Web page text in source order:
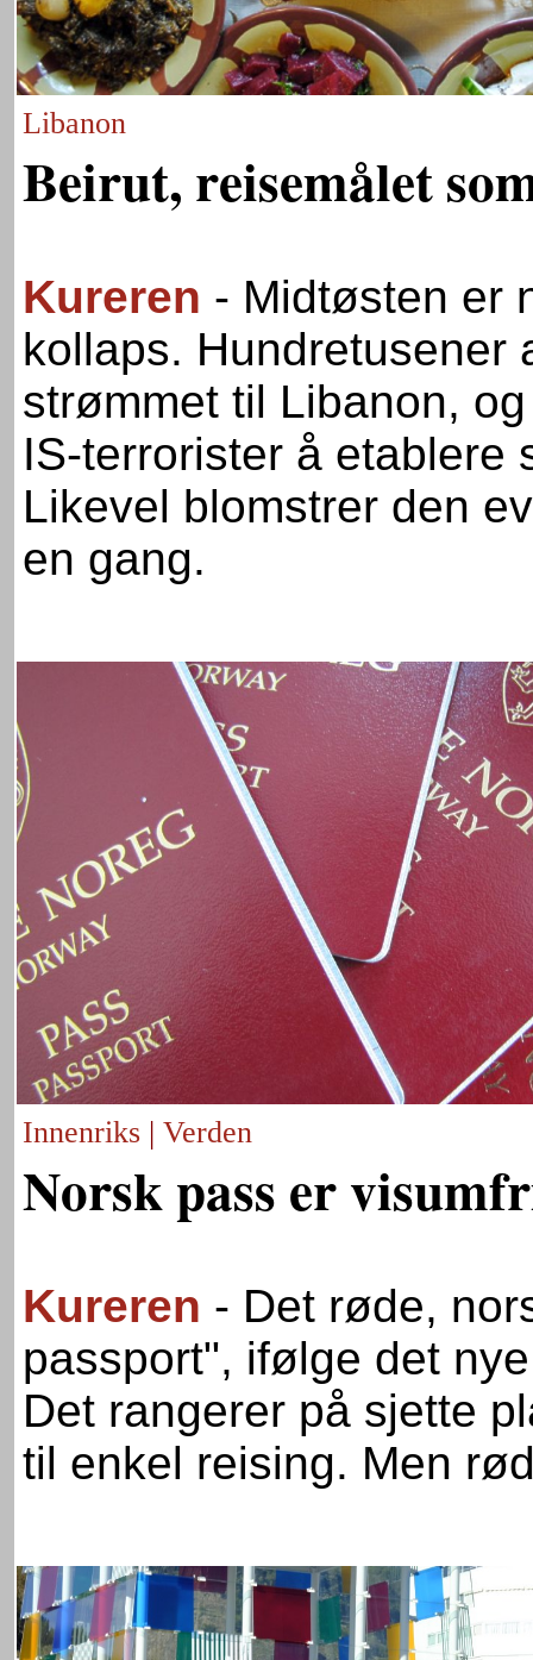
Libanon
Beirut, reisemålet
Kureren - Midtøsten er
kollaps. Hundretusener
strømmet til Libanon,
IS-terrorister å etablere
Likevel blomstrer den
en gang.
Innenriks | Verden
Norsk pass er
Kureren - Det røde,
passport", ifølge det
Det rangerer på sjette
til enkel reising. Men